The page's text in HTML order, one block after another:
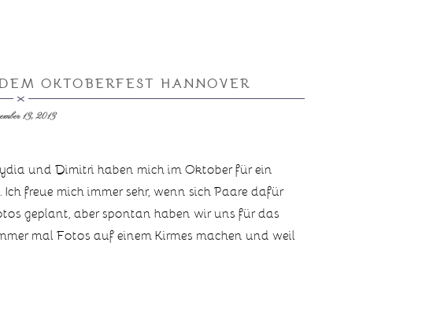
OKTOBERFEST HANNOVER
13, 2013
und Dimitri haben mich im Oktober für ein
freue mich immer sehr, wenn sich Paare dafür
geplant, aber spontan haben wir uns für das
mal Fotos auf einem Kirmes machen und weil